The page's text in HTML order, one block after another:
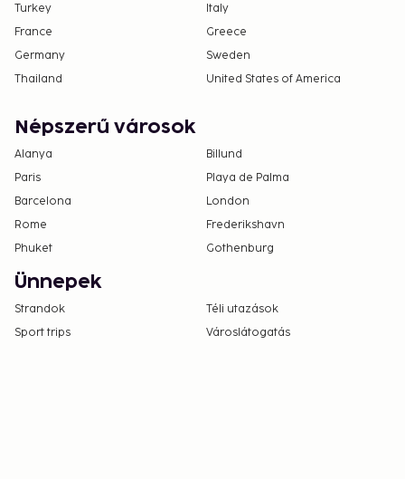
Turkey
Italy
France
Greece
Germany
Sweden
Thailand
United States of America
Népszerű városok
Alanya
Billund
Paris
Playa de Palma
Barcelona
London
Rome
Frederikshavn
Phuket
Gothenburg
Ünnepek
Strandok
Téli utazások
Sport trips
Városlátogatás